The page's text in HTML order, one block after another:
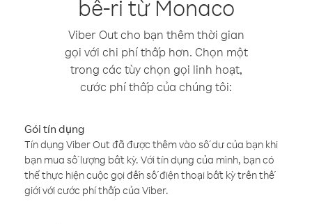
bê-ri từ Monaco
Viber Out cho bạn thêm thời gian
gọi với chi phí thấp hơn. Chọn một
trong các tùy chọn gọi linh hoạt,
cước phí thấp của chúng tôi:
Gói tín dụng
Tín dụng Viber Out đã được thêm vào số dư của bạn khi
bạn mua số lượng bất kỳ. Với tín dụng của mình, bạn có
thể thực hiện cuộc gọi đến số điện thoại bất kỳ trên thế
giới với cước phí thấp của Viber.